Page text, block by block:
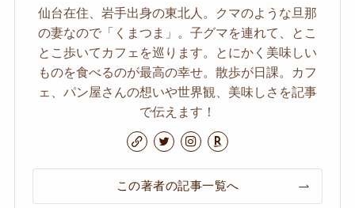
仙台在住、岩手出身の東北人。クマのような旦那
の妻なので「くまつま」。子グマを連れて、とこ
とこ歩いてカフェを巡ります。とにかく美味しい
ものを食べるのが最高の幸せ。散歩が日課。カフ
ェ、パン屋さんの想いや世界観、美味しさを記事
で伝えます！
この著者の記事一覧へ